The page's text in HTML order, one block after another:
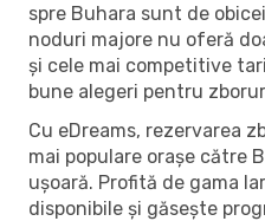
spre Buhara sunt de
noduri majore nu oferă
și cele mai competitive
bune alegeri pentru
Cu eDreams, rezervarea
mai populare orașe către
ușoară. Profită de gama
disponibile și găsește